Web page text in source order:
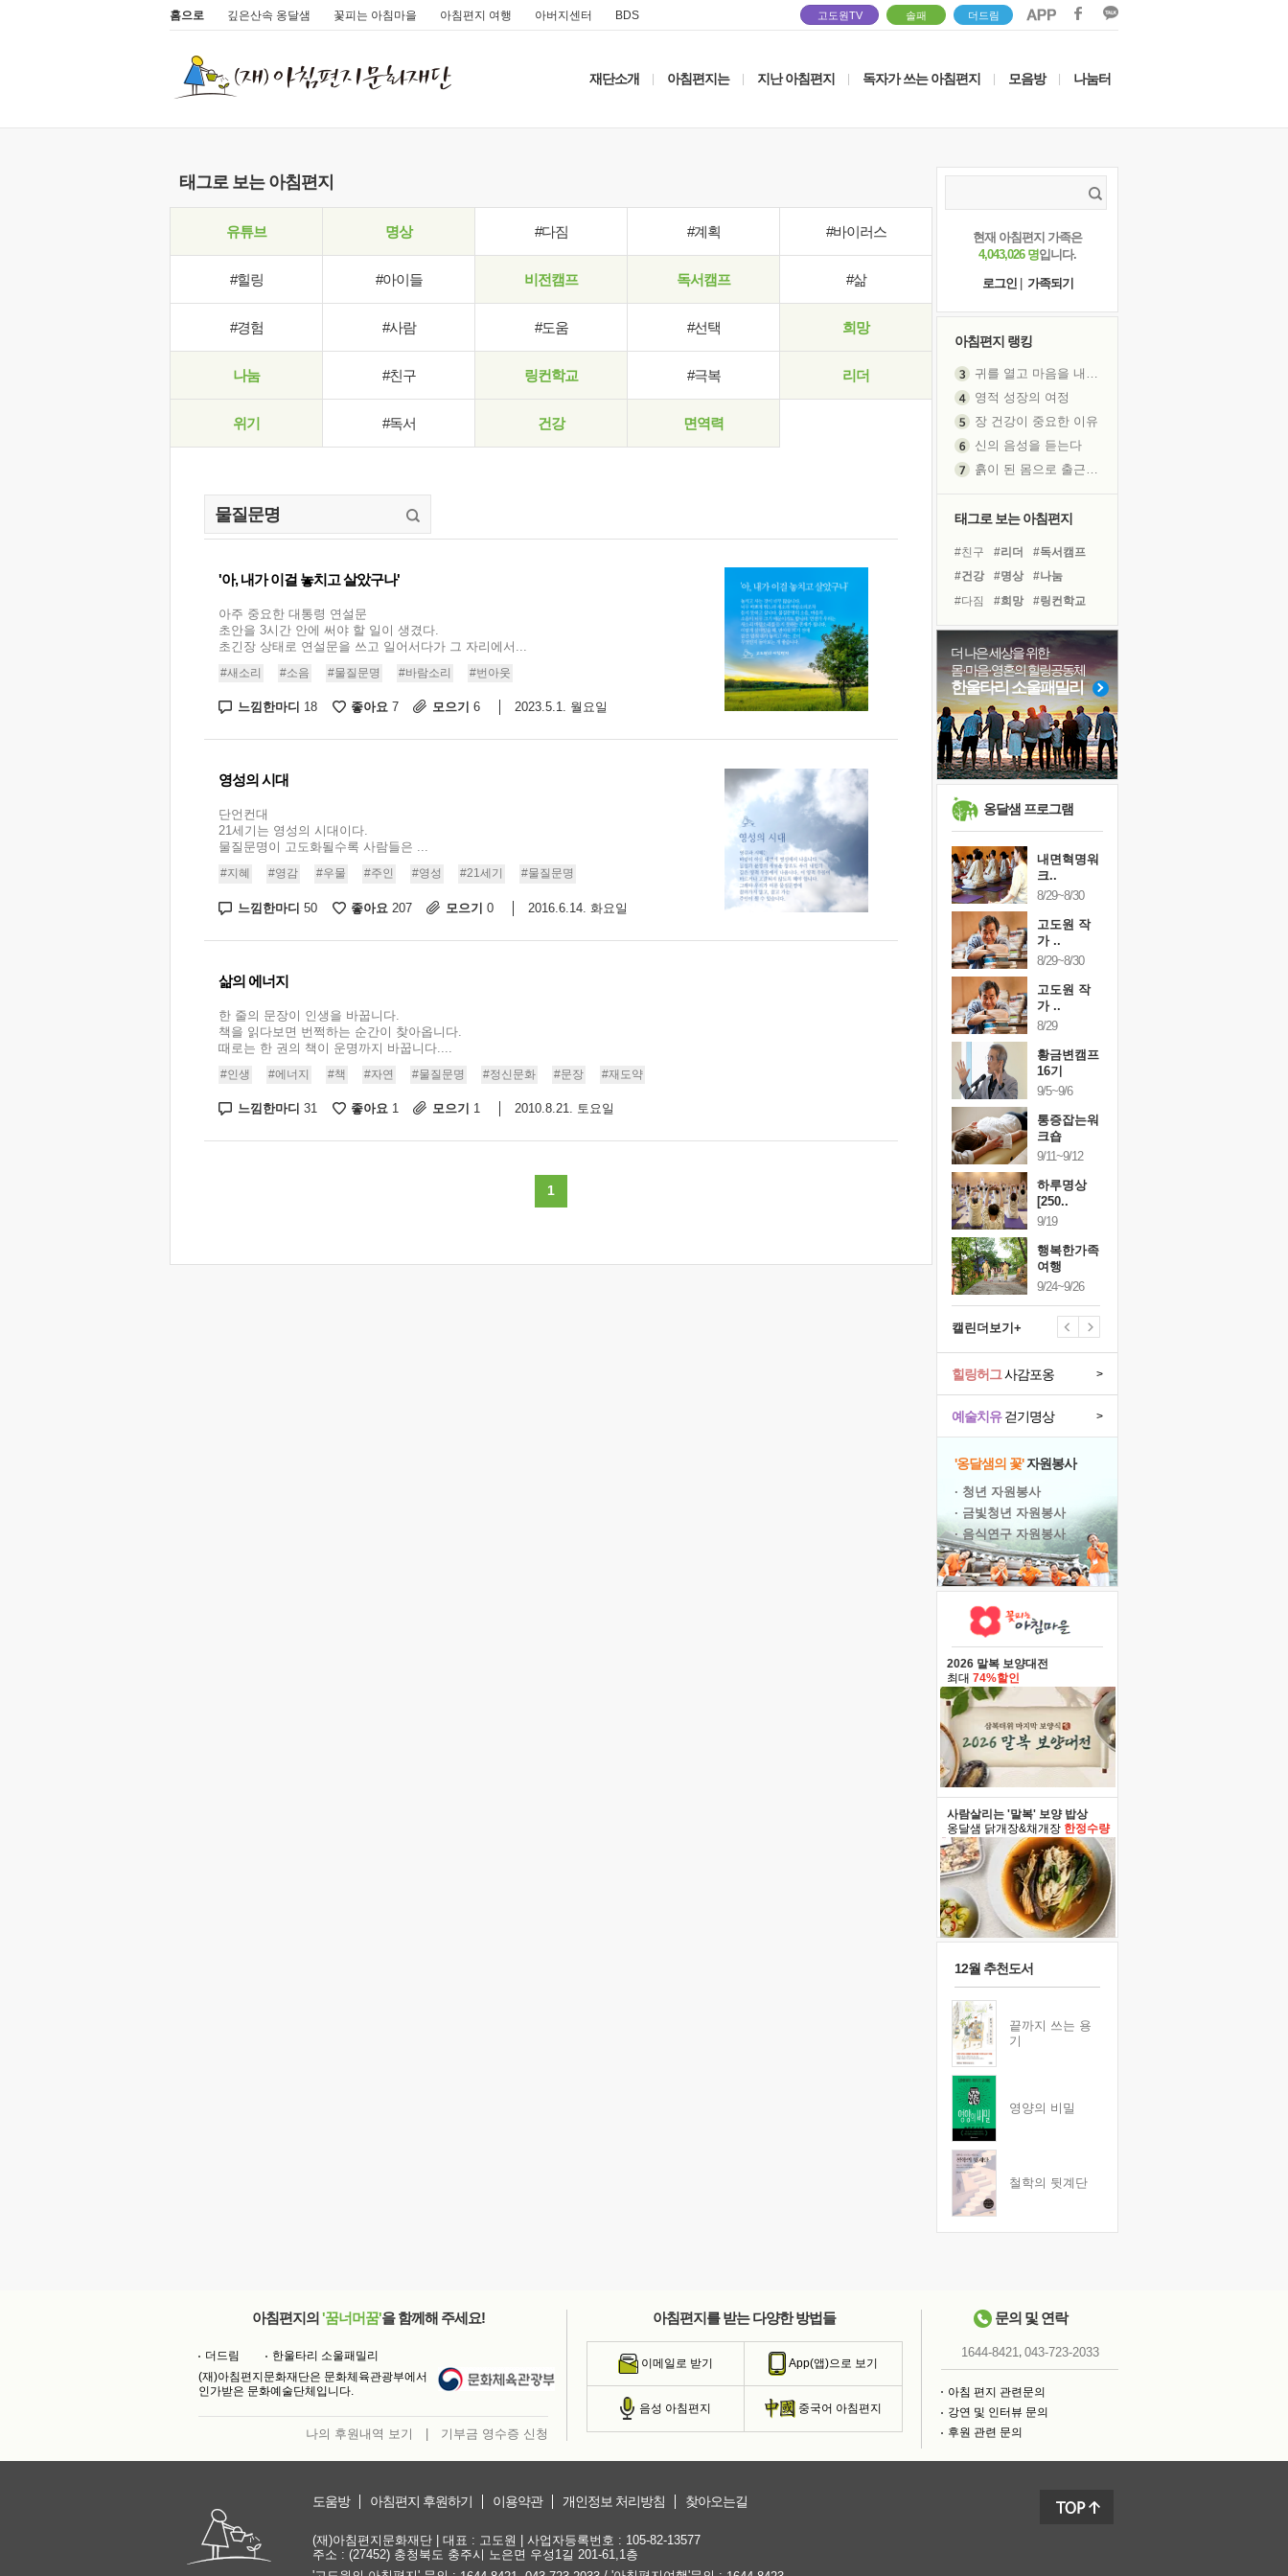
홈으로 깊은산속 옹달샘 꽃피는 아침마을 아침편지 여행 아버지센터 BDS 고도원TV 솔패 더드림
재단소개 아침편지는 지난 아침편지 독자가 쓰는 아침편지 모음방 나눔터
태그로 보는 아침편지
유튜브 명상 #다짐 #계획 #바이러스
#힐링 #아이들 비전캠프 독서캠프 #삶
#경험 #사람 #도움 #선택 희망
나눔 #친구 링컨학교 #극복 리더
위기 #독서 건강 면역력
'아, 내가 이걸 놓치고 살았구나'
아주 중요한 대통령 연설문
초안을 3시간 안에 써야 할 일이 생겼다.
초긴장 상태로 연설문을 쓰고 일어서다가 그 자리에서...
#새소리 #소음 #물질문명 #바람소리 #번아웃
느낌한마디 18 좋아요 7 모으기 6 2023.5.1. 월요일
영성의 시대
단언컨대
21세기는 영성의 시대이다.
물질문명이 고도화될수록 사람들은 ...
#지혜 #영감 #우물 #주인 #영성 #21세기 #물질문명
느낌한마디 50 좋아요 207 모으기 0 2016.6.14. 화요일
삶의 에너지
한 줄의 문장이 인생을 바꿉니다.
책을 읽다보면 번쩍하는 순간이 찾아옵니다.
때로는 한 권의 책이 운명까지 바꿉니다....
#인생 #에너지 #책 #자연 #물질문명 #정신문화 #문장 #재도약
느낌한마디 31 좋아요 1 모으기 1 2010.8.21. 토요일
1
현재 아침편지 가족은
4,043,026 명입니다.
로그인
가족되기
아침편지 랭킹
귀를 열고 마음을 내어주고
영적 성장의 여정
장 건강이 중요한 이유
신의 음성을 듣는다
흙이 된 몸으로 출근하는 여자
졸업식 사진을 보며
극심한 변비, 어깨결림, 수면 장애
아픈 아버지를 위한 공간 설계
슬럼프
보고 싶은 어머니
유년 시절의 부산 영도 바다
못된 꼰대들
희망이란
'모른다'는 것
태그로 보는 아침편지
#친구 #리더
#독서캠프
#건강
#명상
#나눔
#다짐
#희망
#링컨학교
#비전캠프
#사람
#계획
#선택
#삶
#아이들
#경험
#면역력
#위기
#힐링
#바이러스
#도움
#극복
더 나은 세상을 위한
몸·마음·영혼의 힐링공동체
한울타리 소울패밀리
옹달샘 프로그램
스..
10/9~10/10
크..
내면혁명워
크..
8/29~8/30
고도원 작
가 ..
8/29~8/30
고도원 작
가 ..
8/29
황금변캠프
16기
9/5~9/6
통증잡는워
크숍
9/11~9/12
하루명상
[250..
9/19
행복한가족
여행
9/24~9/26
캘린더보기+
예술치유걷기명상 >
힐링허그사감포옹 >
'옹달샘의 꽃'자원봉사
· 청년 자원봉사
· 금빛청년 자원봉사
· 음식연구 자원봉사
2026 말복 보양대전
최대 74%할인
사람살리는 '말복' 보양 밥상
옹달샘 닭개장&채개장 한정수량
12월 추천도서
끝까지 쓰는 용
기
영양의 비밀
철학의 뒷계단
아침편지의 '꿈너머꿈'을 함께해 주세요!
더드림
한울타리 소울패밀리
(재)아침편지문화재단은 문화체육관광부에서
인가받은 문화예술단체입니다.
나의 후원내역 보기 기부금 영수증 신청
아침편지를 받는 다양한 방법들
이메일로 받기 App(앱)으로 보기
음성 아침편지 중국어 아침편지
문의 및 연락
1644-8421, 043-723-2033
아침 편지 관련문의
강연 및 인터뷰 문의
후원 관련 문의
도움방 아침편지 후원하기 이용약관 개인정보 처리방침 찾아오는길
(재)아침편지문화재단 | 대표 : 고도원 | 사업자등록번호 : 105-82-13577
주소 : (27452) 충청북도 충주시 노은면 우성1길 201-61,1층